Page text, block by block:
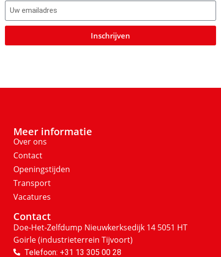
Inschrijven
Meer informatie
Over ons
Contact
Openingstijden
Transport
Vacatures
Contact
Doe-Het-Zelfdump Nieuwkerksedijk 14 5051 HT
Goirle(industrieterrein Tijvoort)
Telefoon: +31 13 305 00 28